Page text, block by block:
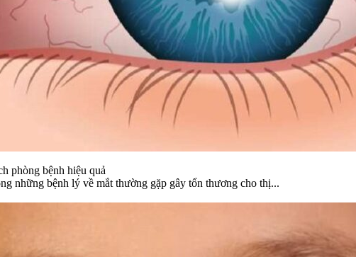
phòng bệnh hiệu quả
những bệnh lý về mắt thường gặp gây tổn thương cho thị...